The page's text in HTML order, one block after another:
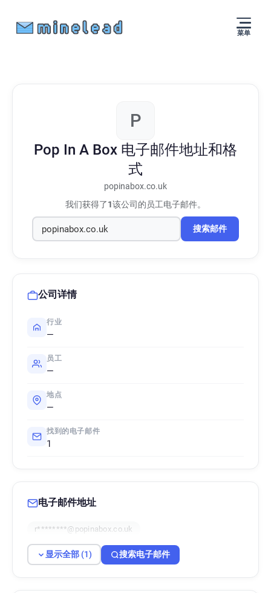
菜单
P
Pop In A Box 电子邮件地址和格
式
popinabox.co.uk
我们获得了1该公司的员工电子邮件。
搜索邮件
公司详情
行业
—
员工
—
地点
—
找到的电子邮件
1
电子邮件地址
r********@popinabox.co.uk
显示全部 (1) 搜索电子邮件